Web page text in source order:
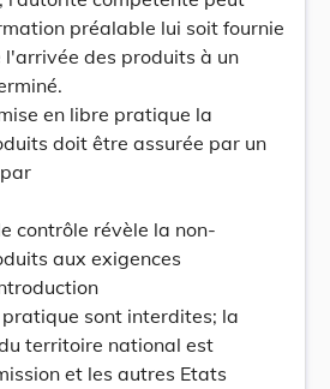
préalable lui soit fournie
l'arrivée des produits à un
en libre pratique la
doit être assurée par un
contrôle révèle la non-
aux exigences
sont interdites; la
territoire national est
et les autres Etats